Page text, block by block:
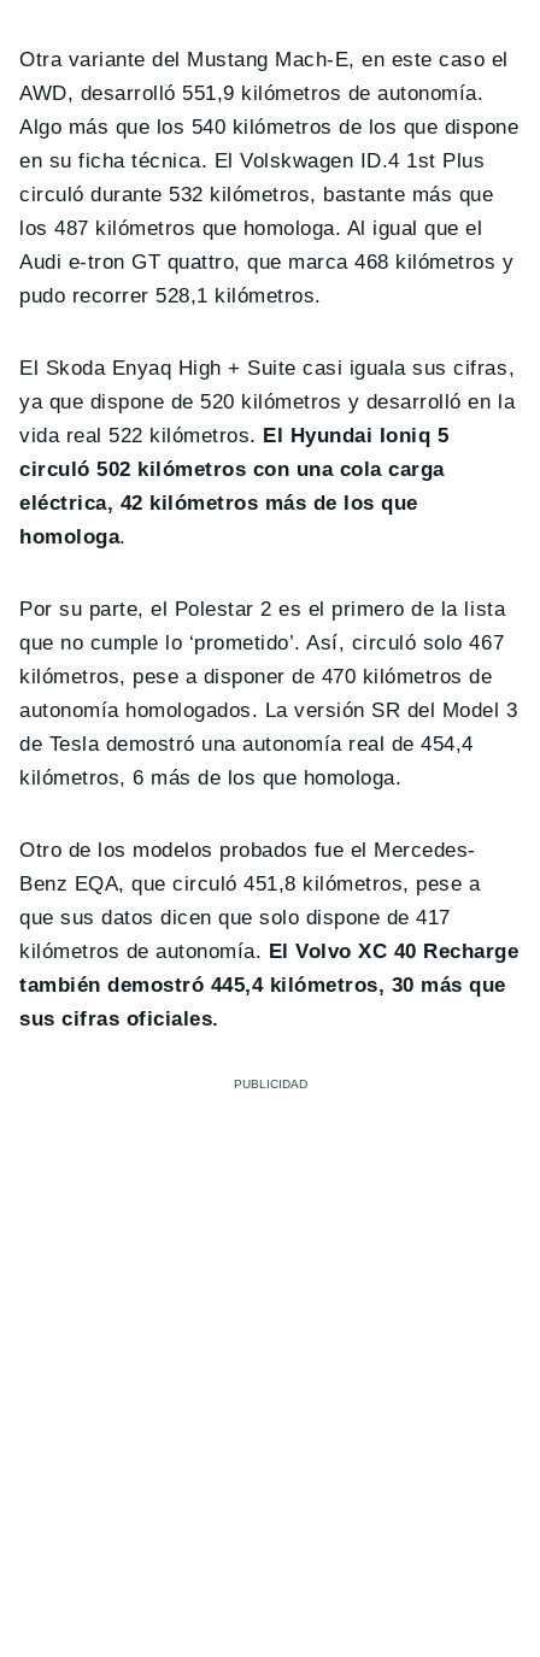
Otra variante del Mustang Mach-E, en este caso el
AWD, desarrolló 551,9 kilómetros de autonomía.
Algo más que los 540 kilómetros de los que dispone
en su ficha técnica. El Volskwagen ID.4 1st Plus
circuló durante 532 kilómetros, bastante más que
los 487 kilómetros que homologa. Al igual que el
Audi e-tron GT quattro, que marca 468 kilómetros y
pudo recorrer 528,1 kilómetros.
El Skoda Enyaq High + Suite casi iguala sus cifras,
ya que dispone de 520 kilómetros y desarrolló en la
vida real 522 kilómetros. El Hyundai Ioniq 5
circuló 502 kilómetros con una cola carga
eléctrica, 42 kilómetros más de los que
homologa.
Por su parte, el Polestar 2 es el primero de la lista
que no cumple lo ‘prometido’. Así, circuló solo 467
kilómetros, pese a disponer de 470 kilómetros de
autonomía homologados. La versión SR del Model 3
de Tesla demostró una autonomía real de 454,4
kilómetros, 6 más de los que homologa.
Otro de los modelos probados fue el Mercedes-
Benz EQA, que circuló 451,8 kilómetros, pese a
que sus datos dicen que solo dispone de 417
kilómetros de autonomía. El Volvo XC 40 Recharge
también demostró 445,4 kilómetros, 30 más que
sus cifras oficiales.